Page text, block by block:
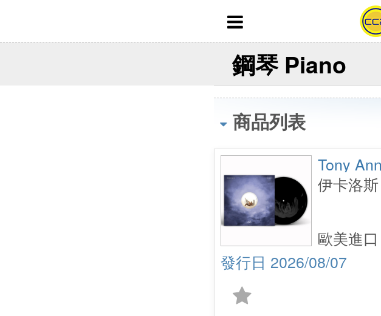
鋼琴 Piano
商品列表
Tony Ann
伊卡洛
2026/08/07
歐美進口